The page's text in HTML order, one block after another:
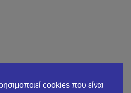
cookies που είναι